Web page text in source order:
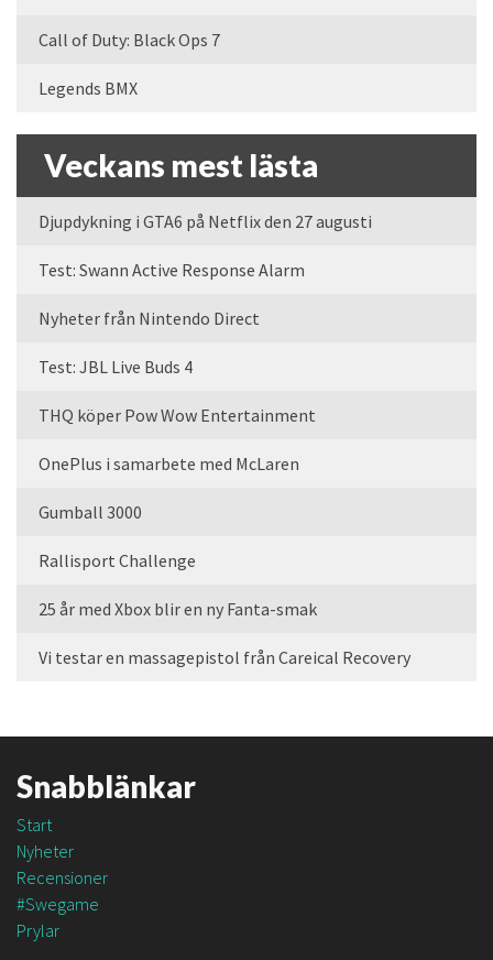
Call of Duty: Black Ops 7
Legends BMX
Veckans mest lästa
Djupdykning i GTA6 på Netflix den 27 augusti
Test: Swann Active Response Alarm
Nyheter från Nintendo Direct
Test: JBL Live Buds 4
THQ köper Pow Wow Entertainment
OnePlus i samarbete med McLaren
Gumball 3000
Rallisport Challenge
25 år med Xbox blir en ny Fanta-smak
Vi testar en massagepistol från Careical Recovery
Snabblänkar
Start
Nyheter
Recensioner
#Swegame
Prylar